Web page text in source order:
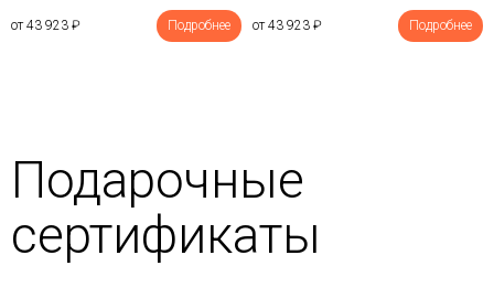
от 43 923 ₽ Подробнее от 43 923 ₽ Подробнее
Подарочные
сертификаты